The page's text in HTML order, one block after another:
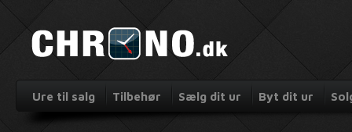
Ure til salg Tilbehør Sælg dit ur Byt dit ur